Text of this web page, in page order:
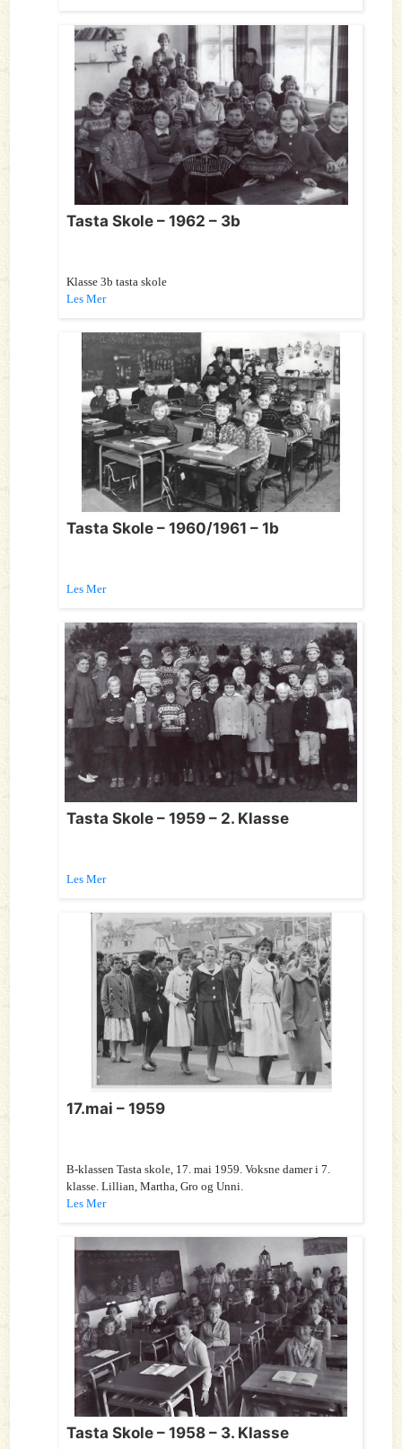
Tasta Skole – 1962 – 3b
Klasse 3b tasta skole
Les Mer
Tasta Skole – 1960/1961 – 1b
Les Mer
Tasta Skole – 1959 – 2. Klasse
Les Mer
17.mai – 1959
B-klassen Tasta skole, 17. mai 1959. Voksne damer i 7.
klasse. Lillian, Martha, Gro og Unni.
Les Mer
Tasta Skole – 1958 – 3. Klasse